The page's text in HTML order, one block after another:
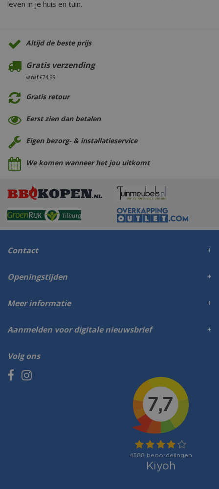
leven in je huis en tuin.
Altijd de beste prijs
Gratis verzending
vanaf €74,99
Gratis retour
Eerst zien dan betalen
Eigen bezorg- & installatieservice
We komen wanneer het jou uitkomt
Contact
Volg ons
Openingstijden
Meer informatie
Aanmelden voor digitale nieuwsbrief